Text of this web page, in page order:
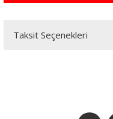
Taksit Seçenekleri